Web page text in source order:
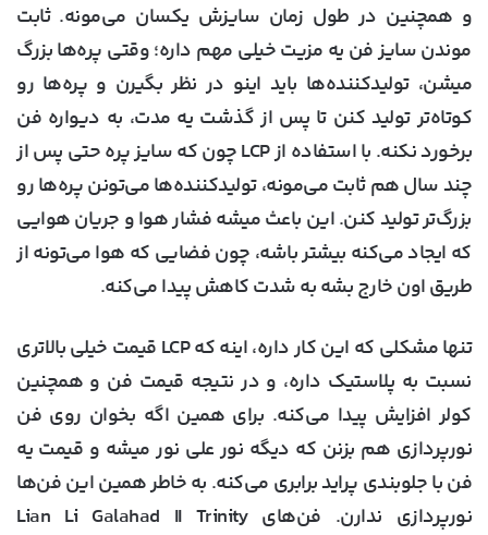
و همچنین در طول زمان سایزش یکسان می‌مونه. ثابت
موندن سایز فن یه مزیت خیلی مهم داره؛ وقتی پره‌ها بزرگ
میشن، تولیدکننده‌ها باید اینو در نظر بگیرن و پره‌ها رو
کوتاه‌تر تولید کنن تا پس از گذشت یه مدت، به دیواره فن
برخورد نکنه. با استفاده از LCP چون که سایز پره حتی پس از
چند سال هم ثابت می‌مونه، تولیدکننده‌ها می‌تونن پره‌ها رو
بزرگ‌تر تولید کنن. این باعث میشه فشار هوا و جریان هوایی
که ایجاد می‌کنه بیشتر باشه، چون فضایی که هوا می‌تونه از
طریق اون خارج بشه به شدت کاهش پیدا می‌کنه.
تنها مشکلی که این کار داره، اینه که LCP قیمت خیلی بالاتری
نسبت به پلاستیک داره، و در نتیجه قیمت فن و همچنین
کولر افزایش پیدا می‌کنه. برای همین اگه بخوان روی فن
نورپردازی هم بزنن که دیگه نور علی نور میشه و قیمت یه
فن با جلوبندی پراید برابری می‌کنه. به خاطر همین این فن‌ها
نورپردازی ندارن. فن‌های Lian Li Galahad II Trinity